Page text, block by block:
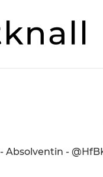
- Absolventin -